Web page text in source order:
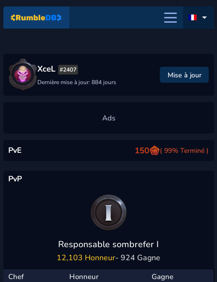
XceL #2407
Dernière mise à jour: 884 jours
Mise à jour
PvE 150 ( 99% Terminé )
PvP
Responsable sombrefer I
12,103 Honneur- 924 Gagne
Chef Honneur Gagne